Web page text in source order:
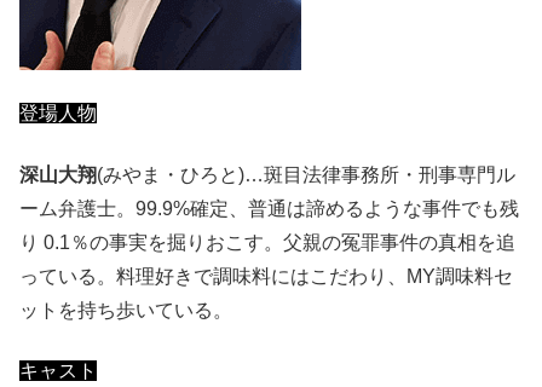
登場人物
深山大翔(みやま・ひろと)…斑目法律事務所・刑事専門ル
ーム弁護士。99.9%確定、普通は諦めるような事件でも残
り 0.1％の事実を掘りおこす。父親の冤罪事件の真相を追
っている。料理好きで調味料にはこだわり、MY調味料セ
ットを持ち歩いている。
キャスト